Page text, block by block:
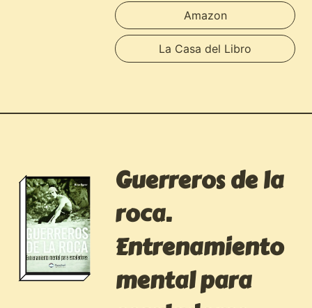
Amazon
La Casa del Libro
Guerreros de la
roca.
Entrenamiento
mental para